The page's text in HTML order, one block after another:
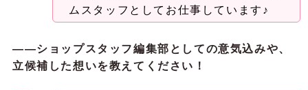
ムスタッフとしてお仕事しています♪
——ショップスタッフ編集部としての意気込みや、
立候補した想いを教えてください！